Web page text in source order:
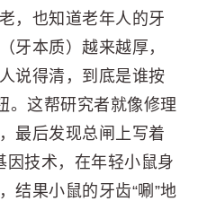
，也知道老年人的牙
牙本质）越来越厚，
说得清，到底是谁按
。这帮研究者就像修理
最后发现总闸上写着
因技术，在年轻小鼠身
结果小鼠的牙齿“唰”地